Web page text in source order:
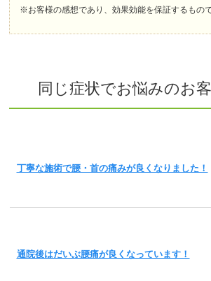
※お客様の感想であり、効果効能を保証するもの
同じ症状でお悩みのお
丁寧な施術で腰・首の痛みが良くなりました！
通院後はだいぶ腰痛が良くなっています！